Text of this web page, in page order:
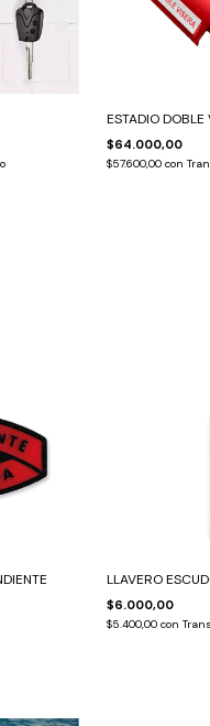
ESTADIO DOBLE
$64.000,00
$57.600,00 con
LLAVERO
$6.000,00
$5.400,00 con